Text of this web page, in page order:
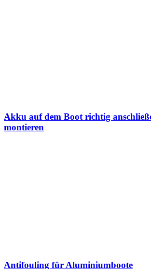
Akku auf dem Boot richtig
montieren
Antifouling für Aluminiumboote